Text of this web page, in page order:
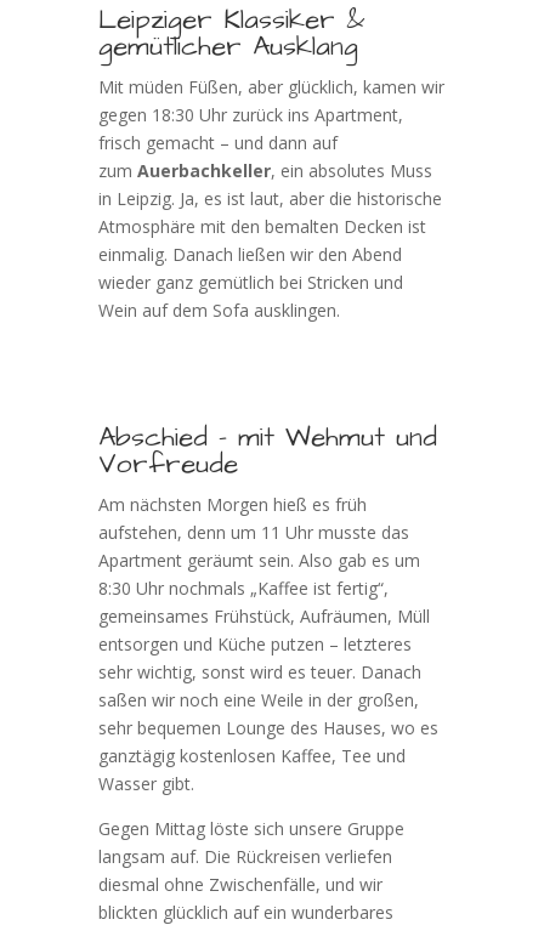
Leipziger Klassiker &
gemütlicher Ausklang
Mit müden Füßen, aber glücklich, kamen wir
gegen 18:30 Uhr zurück ins Apartment,
frisch gemacht – und dann auf
zum Auerbachkeller, ein absolutes Muss
in Leipzig. Ja, es ist laut, aber die historische
Atmosphäre mit den bemalten Decken ist
einmalig. Danach ließen wir den Abend
wieder ganz gemütlich bei Stricken und
Wein auf dem Sofa ausklingen.
Abschied – mit Wehmut und
Vorfreude
Am nächsten Morgen hieß es früh
aufstehen, denn um 11 Uhr musste das
Apartment geräumt sein. Also gab es um
8:30 Uhr nochmals „Kaffee ist fertig“,
gemeinsames Frühstück, Aufräumen, Müll
entsorgen und Küche putzen – letzteres
sehr wichtig, sonst wird es teuer. Danach
saßen wir noch eine Weile in der großen,
sehr bequemen Lounge des Hauses, wo es
ganztägig kostenlosen Kaffee, Tee und
Wasser gibt.
Gegen Mittag löste sich unsere Gruppe
langsam auf. Die Rückreisen verliefen
diesmal ohne Zwischenfälle, und wir
blickten glücklich auf ein wunderbares